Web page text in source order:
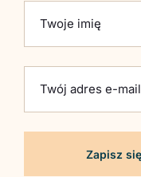
Twoje imię
Twój adres e-mail